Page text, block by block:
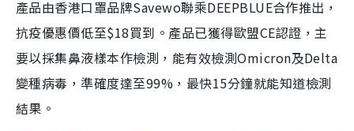
產品由香港口罩品牌Savewo聯乘DEEPBLUE合作推出，
抗疫優惠價低至$18買到。產品已獲得歐盟CE認證，主
要以採集鼻液樣本作檢測，能有效檢測Omicron及Delta
變種病毒，準確度達至99%，最快15分鐘就能知道檢測
結果。